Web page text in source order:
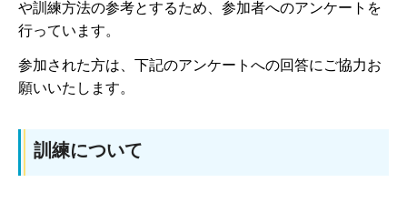
や訓練方法の参考とするため、参加者へのアンケートを
行っています。
参加された方は、下記のアンケートへの回答にご協力お
願いいたします。
訓練について